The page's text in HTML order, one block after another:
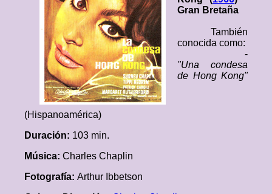
Gran Bretaña
También
conocida como:
-
"Una condesa
de Hong Kong"
(Hispanoamérica)
Duración: 103 min.
Música: Charles Chaplin
Fotografía: Arthur Ibbetson